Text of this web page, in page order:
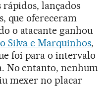
lançados
que ofereceram
o atacante ganhou
Silva e Marquinhos,
foi para o intervalo
No entanto, nenhum
mexer no placar